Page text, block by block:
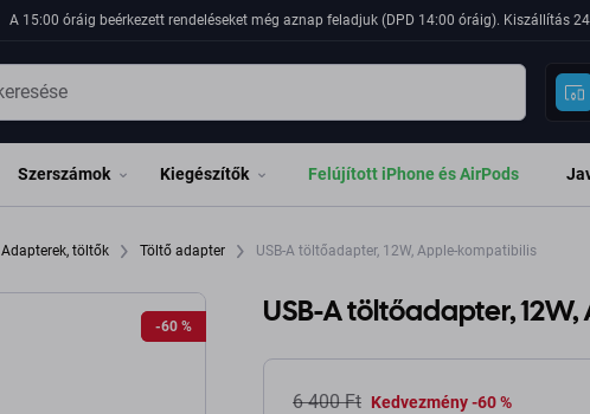
A 15:00 óráig beérkezett rendeléseket még aznap feladjuk (DPD 14:00 óráig). Kiszállítás
Szerszámok Kiegészítők Felújított iPhone és AirPods
Adapterek, töltők Töltő adapter USB-A töltőadapter, 12W, Apple-kompatibilis
-60 %
-60 % USB-A töltőadapter,
6 400 Ft Kedvezmény -60 %